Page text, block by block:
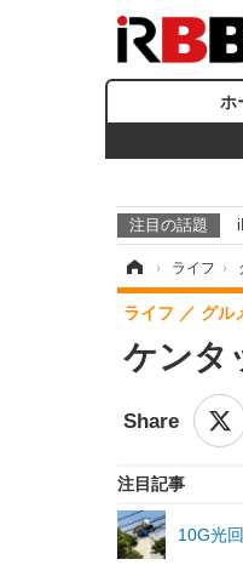
ホ
注目の話題
› ライフ ›
ケンタ
ライフ グル
注目記事
10G光